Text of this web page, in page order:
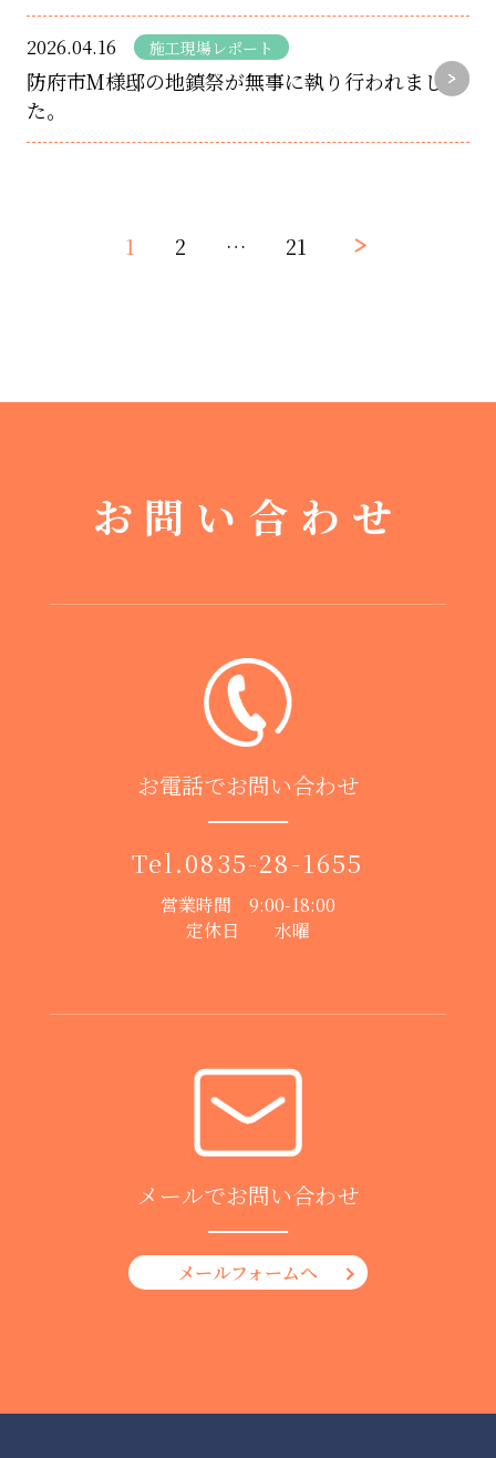
2026.04.16 施工現場レポート
防府市M様邸の地鎮祭が無事に執り行われまし
た。
1 2 … 21
お問い合わせ
お電話でお問い合わせ
Tel.0835-28-1655
営業時間 9:00-18:00
定休日 水曜
メールでお問い合わせ
メールフォームへ